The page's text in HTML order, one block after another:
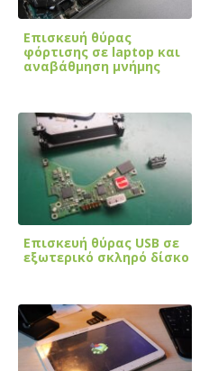
Επισκευή θύρας
φόρτισης σε laptop και
αναβάθμηση μνήμης
Επισκευή θύρας USB σε
εξωτερικό σκληρό δίσκο